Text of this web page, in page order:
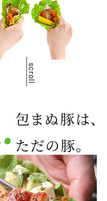
包まぬ豚は、
​ただの豚。